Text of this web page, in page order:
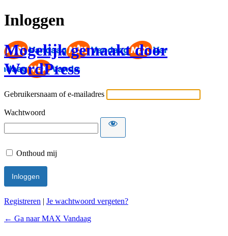
Inloggen
Mogelijk gemaakt door
WordPress
Gebruikersnaam of e-mailadres
Wachtwoord
Onthoud mij
Registreren | Je wachtwoord vergeten?
← Ga naar MAX Vandaag